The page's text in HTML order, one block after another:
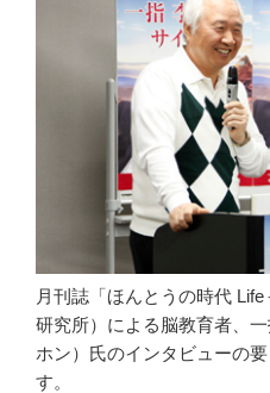
月刊誌「ほんとうの時代
研究所）による脳教育者、
ホン）氏のインタビューの
す。